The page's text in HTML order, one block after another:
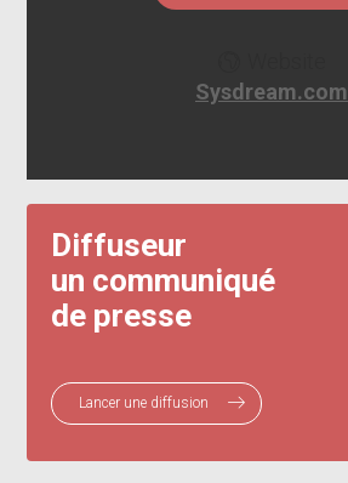
Sysdream.com
Diffuseur
un communiqué
de presse
Lancer une diffusion